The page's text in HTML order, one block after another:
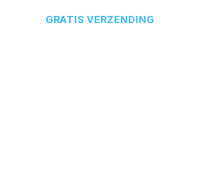
GRATIS VERZENDING